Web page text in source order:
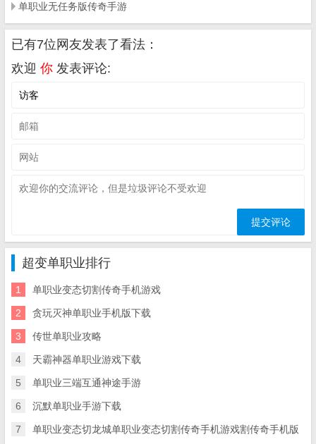
单职业无任务版传奇手游
已有7位网友发表了看法：
欢迎 你 发表评论:
超变单职业排行
1 单职业变态切割传奇手机游戏
2 贪玩灭神单职业手机版下载
3 传世单职业攻略
4 天霸神器单职业游戏下载
5 单职业三端互通神途手游
6 沉默单职业手游下载
7 单职业变态切龙城单职业变态切割传奇手机游戏割传奇手机版